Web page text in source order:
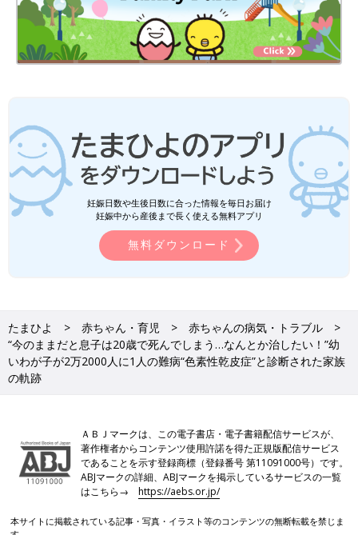
妊娠日数や生後日数に合った情報を毎日お届け
妊娠中から産後まで長く使える無料アプリ
無料ダウンロード
たまひよ 赤ちゃん・育児
赤ちゃんの病気・トラブル
“今のままだと息子は20歳で死んでしまう…なんとか治したい！”幼
いわが子が2万2000人に1人の難病“色素性乾皮症”と診断された家族
の軌跡
ＡＢＪマークは、この電子書店・電子書籍配信サービスが、
著作権者からコンテンツ使用許諾を得た正規版配信サービス
であることを示す登録商標（登録番号 第11091000号）です。
ABJマークの詳細、ABJマークを掲示しているサービスの一覧
はこちら→https://aebs.or.jp/
本サイトに掲載されている記事・写真・イラスト等のコンテンツの無断転載を禁じま